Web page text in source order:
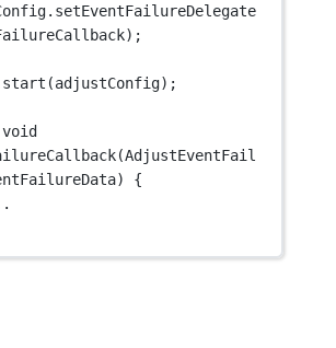
setEventFailureDelegate
start (adjustConfig);
void
(AdjustEventFail
) {